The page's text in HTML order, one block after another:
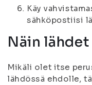
Käy
sähköpostiisi
Näin
Mikäli olet itse
lähdössä ehdolle,